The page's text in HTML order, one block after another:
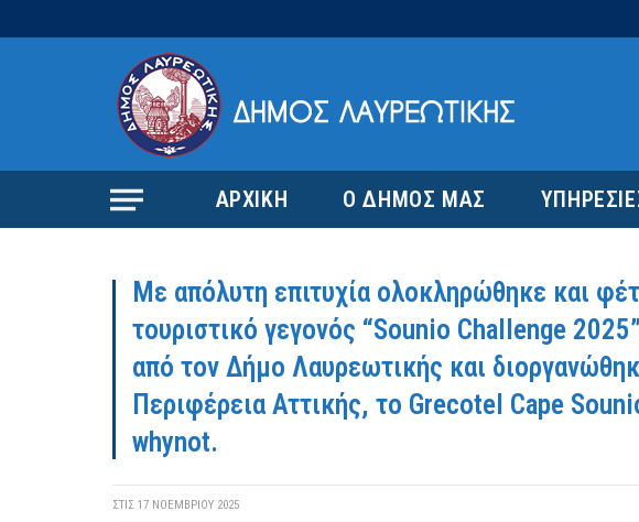
ΑΡΧΙΚΗ Ο ΔΗΜΟΣ ΜΑΣ
Με απόλυτη επιτυχία ολοκληρώθηκε και
τουριστικό γεγονός “Sounio Challenge
από τον Δήμο Λαυρεωτικής και
Περιφέρεια Αττικής, το Grecotel Cape
whynot.
ΣΤΙΣ 17 ΝΟΕΜΒΡΊΟΥ 2025